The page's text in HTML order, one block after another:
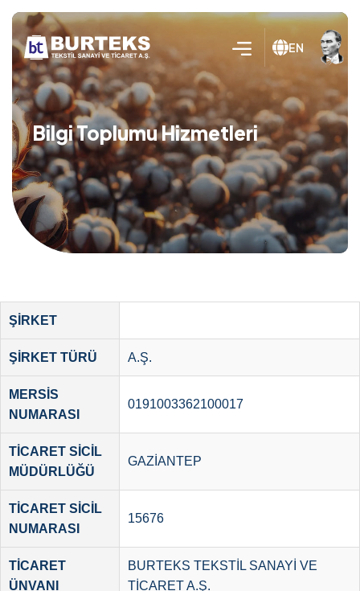
EN
Bilgi Toplumu Hizmetleri
ŞİRKET
ŞİRKET TÜRÜ A.Ş.
MERSİS
NUMARASI
0191003362100017
TİCARET SİCİL
MÜDÜRLÜĞÜ
GAZİANTEP
TİCARET SİCİL
NUMARASI
15676
TİCARET
ÜNVANI
BURTEKS TEKSTİL SANAYİ VE
TİCARET A.Ş.